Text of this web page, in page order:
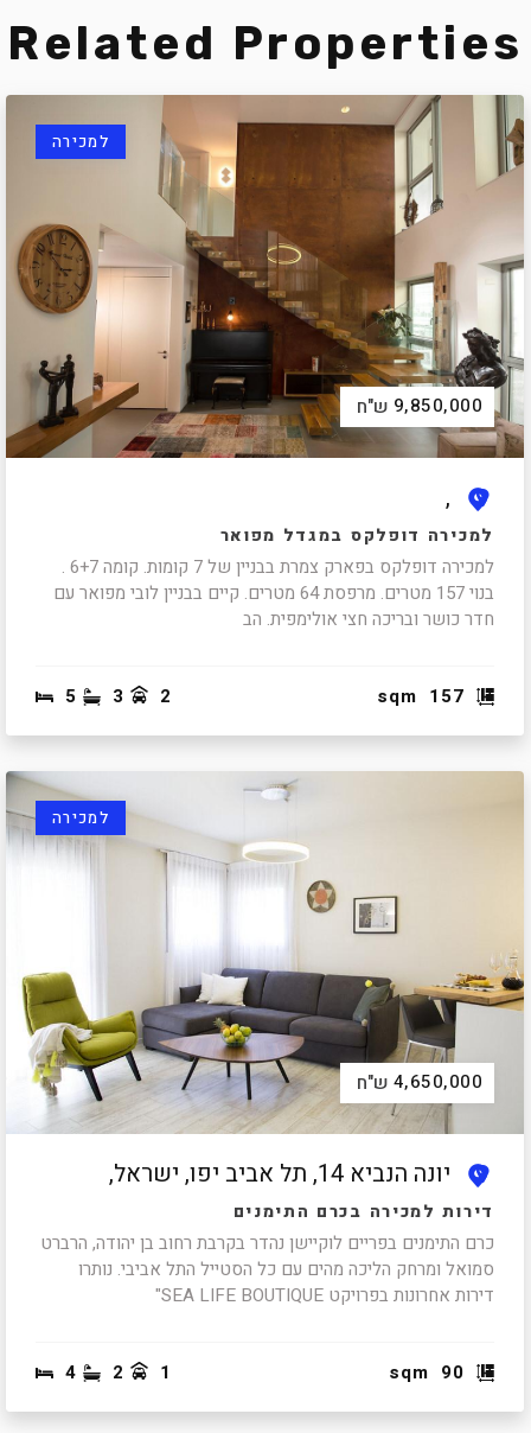
Related Properties
למכירה
9,850,000 ש"ח
,
למכירה דופלקס במגדל מפואר
למכירה דופלקס בפארק צמרת בבניין של 7 קומות. קומה 6+7 .
בנוי 157 מטרים. מרפסת 64 מטרים. קיים בבניין לובי מפואר עם
חדר כושר ובריכה חצי אולימפית. הב
sqm 157
5 3 2
למכירה
4,650,000 ש"ח
יונה הנביא 14, תל אביב יפו, ישראל,
דירות למכירה בכרם התימנים
כרם התימנים בפריים לוקיישן נהדר בקרבת רחוב בן יהודה, הרברט
סמואל ומרחק הליכה מהים עם כל הסטייל התל אביבי. נותרו
דירות אחרונות בפרויקט SEA LIFE BOUTIQUE"
sqm 90
4 2 1